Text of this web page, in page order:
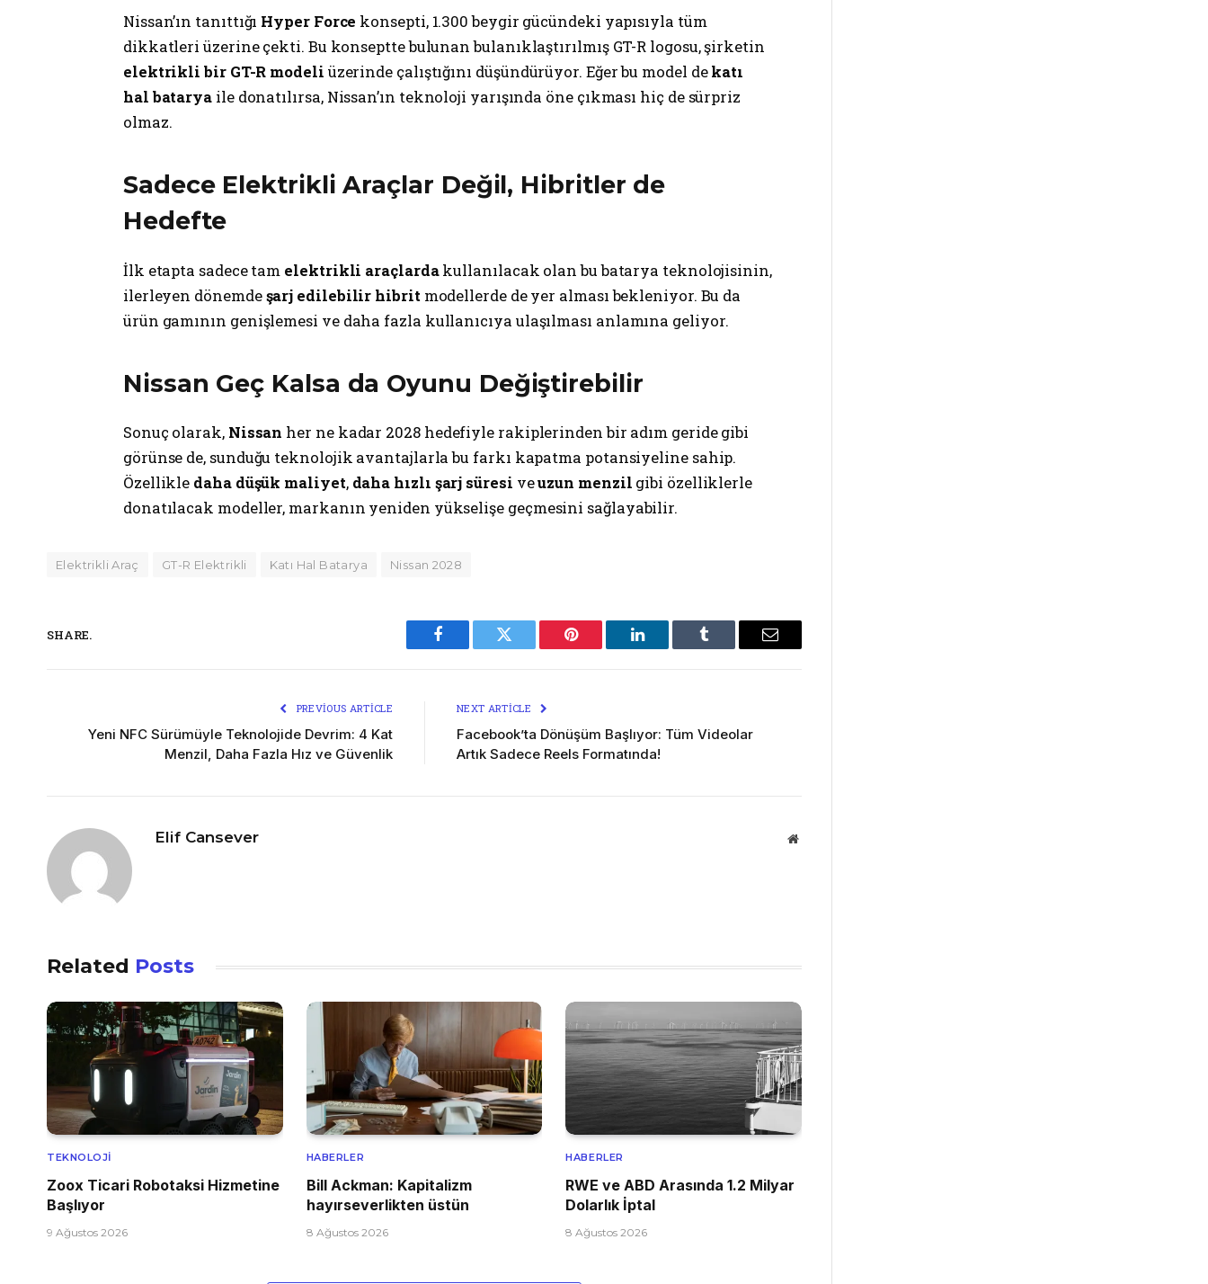
Nissan’ın tanıttığı Hyper Force konsepti, 1.300 beygir gücündeki yapısıyla tüm
dikkatleri üzerine çekti. Bu konseptte bulunan bulanıklaştırılmış GT-R logosu, şirketin
elektrikli bir GT-R modeli üzerinde çalıştığını düşündürüyor. Eğer bu model dekatı
hal batarya ile donatılırsa, Nissan’ın teknoloji yarışında öne çıkması hiç de sürpriz
olmaz.
Sadece Elektrikli Araçlar Değil, Hibritler de
Hedefte
İlk etapta sadece tam elektrikli araçlardakullanılacak olan bu batarya teknolojisinin,
ilerleyen dönemdeşarj edilebilir hibrit modellerde de yer alması bekleniyor. Bu da
ürün gamının genişlemesi ve daha fazla kullanıcıya ulaşılması anlamına geliyor.
Nissan Geç Kalsa da Oyunu Değiştirebilir
Sonuç olarak, Nissan her ne kadar 2028 hedefiyle rakiplerinden bir adım geride gibi
görünse de, sunduğu teknolojik avantajlarla bu farkı kapatma potansiyeline sahip.
Özellikle daha düşük maliyet, daha hızlı şarj süresi veuzun menzil gibi özelliklerle
donatılacak modeller, markanın yeniden yükselişe geçmesini sağlayabilir.
Elektrikli Araç GT-R Elektrikli Katı Hal Batarya Nissan 2028
SHARE.
Facebook Twitter Pinterest LinkedIn Tumblr Email
PREVIOUS ARTICLE
Yeni NFC Sürümüyle Teknolojide Devrim: 4 Kat
Menzil, Daha Fazla Hız ve Güvenlik
NEXT ARTICLE
Facebook’ta Dönüşüm Başlıyor: Tüm Videolar
Artık Sadece Reels Formatında!
Elif Cansever Website
Related Posts
TEKNOLOJI
Zoox Ticari Robotaksi Hizmetine
Başlıyor
9 Ağustos 2026
HABERLER
Bill Ackman: Kapitalizm
hayırseverlikten üstün
8 Ağustos 2026
HABERLER
RWE ve ABD Arasında 1.2 Milyar
Dolarlık İptal
8 Ağustos 2026